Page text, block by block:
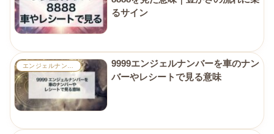
るサイン
9999エンジェルナンバーを車のナン
バーやレシートで見る意味